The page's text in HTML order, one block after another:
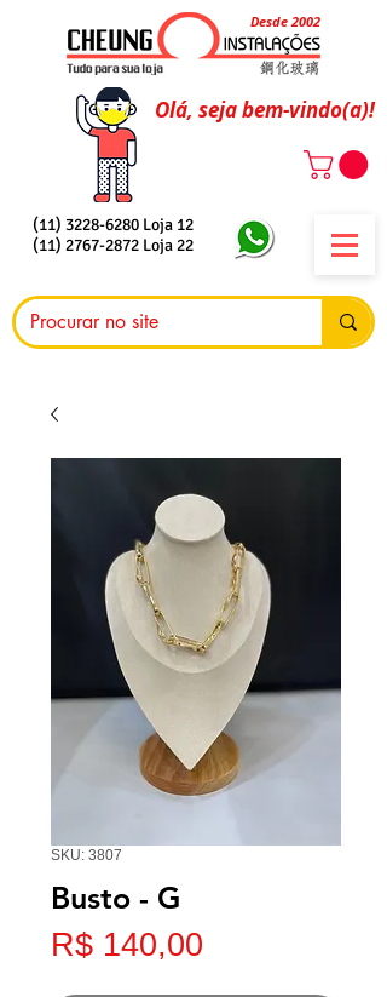
Desde 2002
Olá, seja bem-vindo(a)!
(11) 3228-6280 Loja 12
(11) 2767-2872 Loja 22
SKU: 3807
Busto - G
R$ 140,00